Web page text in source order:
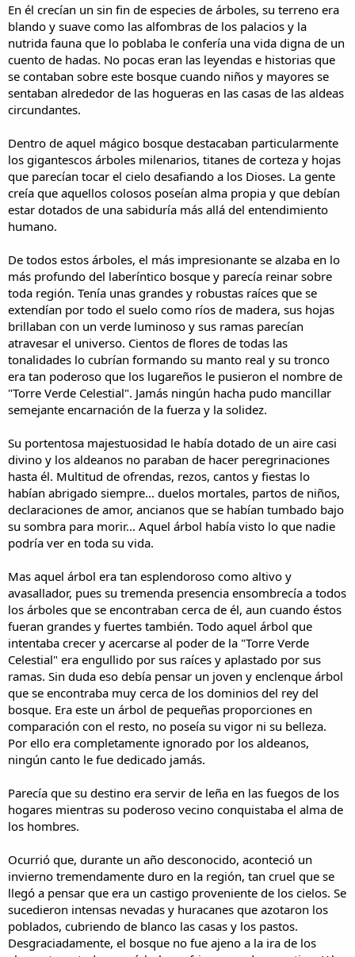
En él crecían un sin fin de especies de árboles, su terreno era
blando y suave como las alfombras de los palacios y la
nutrida fauna que lo poblaba le confería una vida digna de un
cuento de hadas. No pocas eran las leyendas e historias que
se contaban sobre este bosque cuando niños y mayores se
sentaban alrededor de las hogueras en las casas de las aldeas
circundantes.
Dentro de aquel mágico bosque destacaban particularmente
los gigantescos árboles milenarios, titanes de corteza y hojas
que parecían tocar el cielo desafiando a los Dioses. La gente
creía que aquellos colosos poseían alma propia y que debían
estar dotados de una sabiduría más allá del entendimiento
humano.
De todos estos árboles, el más impresionante se alzaba en lo
más profundo del laberíntico bosque y parecía reinar sobre
toda región. Tenía unas grandes y robustas raíces que se
extendían por todo el suelo como ríos de madera, sus hojas
brillaban con un verde luminoso y sus ramas parecían
atravesar el universo. Cientos de flores de todas las
tonalidades lo cubrían formando su manto real y su tronco
era tan poderoso que los lugareños le pusieron el nombre de
"Torre Verde Celestial". Jamás ningún hacha pudo mancillar
semejante encarnación de la fuerza y la solidez.
Su portentosa majestuosidad le había dotado de un aire casi
divino y los aldeanos no paraban de hacer peregrinaciones
hasta él. Multitud de ofrendas, rezos, cantos y fiestas lo
habían abrigado siempre... duelos mortales, partos de niños,
declaraciones de amor, ancianos que se habían tumbado bajo
su sombra para morir... Aquel árbol había visto lo que nadie
podría ver en toda su vida.
Mas aquel árbol era tan esplendoroso como altivo y
avasallador, pues su tremenda presencia ensombrecía a todos
los árboles que se encontraban cerca de él, aun cuando éstos
fueran grandes y fuertes también. Todo aquel árbol que
intentaba crecer y acercarse al poder de la "Torre Verde
Celestial" era engullido por sus raíces y aplastado por sus
ramas. Sin duda eso debía pensar un joven y enclenque árbol
que se encontraba muy cerca de los dominios del rey del
bosque. Era este un árbol de pequeñas proporciones en
comparación con el resto, no poseía su vigor ni su belleza.
Por ello era completamente ignorado por los aldeanos,
ningún canto le fue dedicado jamás.
Parecía que su destino era servir de leña en las fuegos de los
hogares mientras su poderoso vecino conquistaba el alma de
los hombres.
Ocurrió que, durante un año desconocido, aconteció un
invierno tremendamente duro en la región, tan cruel que se
llegó a pensar que era un castigo proveniente de los cielos. Se
sucedieron intensas nevadas y huracanes que azotaron los
poblados, cubriendo de blanco las casas y los pastos.
Desgraciadamente, el bosque no fue ajeno a la ira de los